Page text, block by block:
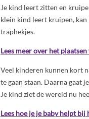
Je kind leert zitten en
klein kind leert kruipen,
traphekjes.
Lees meer over het
Veel kinderen kunnen kort
te gaan staan. Daarna gaat
Je kind ziet de wereld nu
Lees hoe je je baby helpt